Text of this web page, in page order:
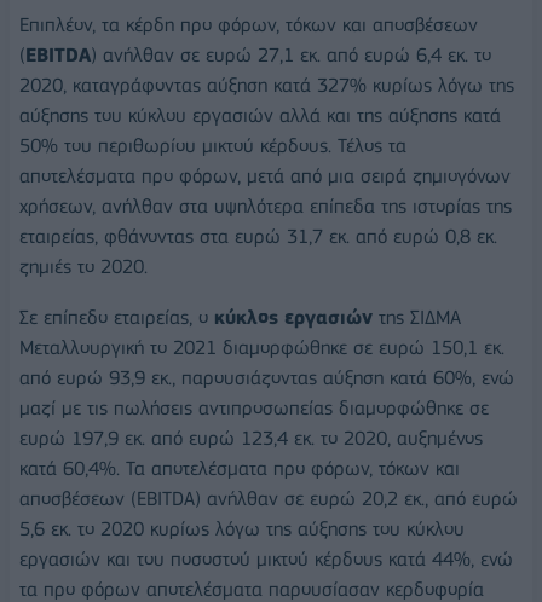
Επιπλέον, τα κέρδη προ φόρων, τόκων και αποσβέσεων
(EBITDA) ανήλθαν σε ευρώ 27,1 εκ. από ευρώ 6,4 εκ. το
2020, καταγράφοντας αύξηση κατά 327% κυρίως λόγω της
αύξησης του κύκλου εργασιών αλλά και της αύξησης κατά
50% του περιθωρίου μικτού κέρδους. Τέλος τα
αποτελέσματα προ φόρων, μετά από μια σειρά ζημιογόνων
χρήσεων, ανήλθαν στα υψηλότερα επίπεδα της ιστορίας της
εταιρείας, φθάνοντας στα ευρώ 31,7 εκ. από ευρώ 0,8 εκ.
ζημιές το 2020.
Σε επίπεδο εταιρείας, ο κύκλος εργασιών της ΣΙΔΜΑ
Μεταλλουργική το 2021 διαμορφώθηκε σε ευρώ 150,1 εκ.
από ευρώ 93,9 εκ., παρουσιάζοντας αύξηση κατά 60%, ενώ
μαζί με τις πωλήσεις αντιπροσωπείας διαμορφώθηκε σε
ευρώ 197,9 εκ. από ευρώ 123,4 εκ. το 2020, αυξημένος
κατά 60,4%. Τα αποτελέσματα προ φόρων, τόκων και
αποσβέσεων (EBITDA) ανήλθαν σε ευρώ 20,2 εκ., από ευρώ
5,6 εκ. το 2020 κυρίως λόγω της αύξησης του κύκλου
εργασιών και του ποσοστού μικτού κέρδους κατά 44%, ενώ
τα προ φόρων αποτελέσματα παρουσίασαν κερδοφορία